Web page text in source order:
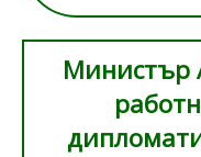
Министър